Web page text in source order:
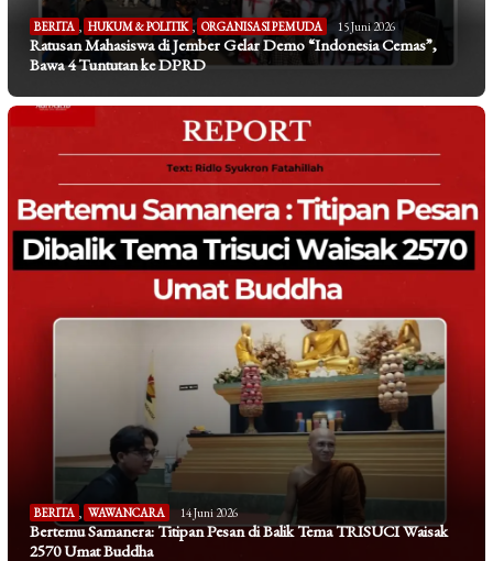
BERITA HUKUM & POLITIK , ORGANISASI PEMUDA 15 Juni 2026
Ratusan Mahasiswa di Jember Gelar Demo “Indonesia Cemas”,
Bawa 4 Tuntutan ke DPRD
BERITA WAWANCARA 14 Juni 2026
Bertemu Samanera: Titipan Pesan di Balik Tema TRISUCI Waisak
2570 Umat Buddha